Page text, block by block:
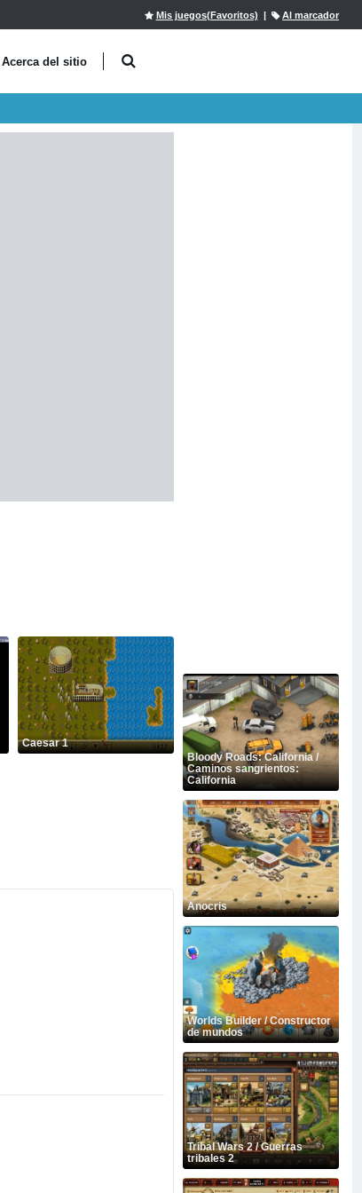
Mis juegos(Favoritos) | Al marcador
Acerca del sitio
Caesar 1
Bloody Roads: California /
Caminos sangrientos:
California
Anocris
Worlds Builder / Constructor
de mundos
Tribal Wars 2 / Guerras
tribales 2